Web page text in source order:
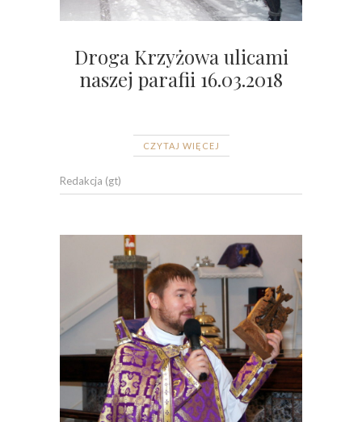
Droga Krzyżowa ulicami
naszej parafii 16.03.2018
CZYTAJ WIĘCEJ
Redakcja (gt)